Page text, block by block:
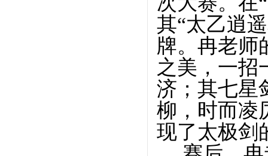
其“太乙逍
牌。冉老师
之美，一招
济；其七星
柳，时而凌
现了太极剑